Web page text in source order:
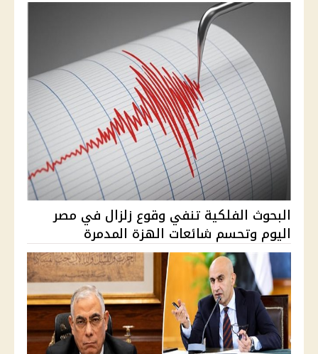
البحوث الفلكية تنفي وقوع زلزال في مصر
اليوم وتحسم شائعات الهزة المدمرة